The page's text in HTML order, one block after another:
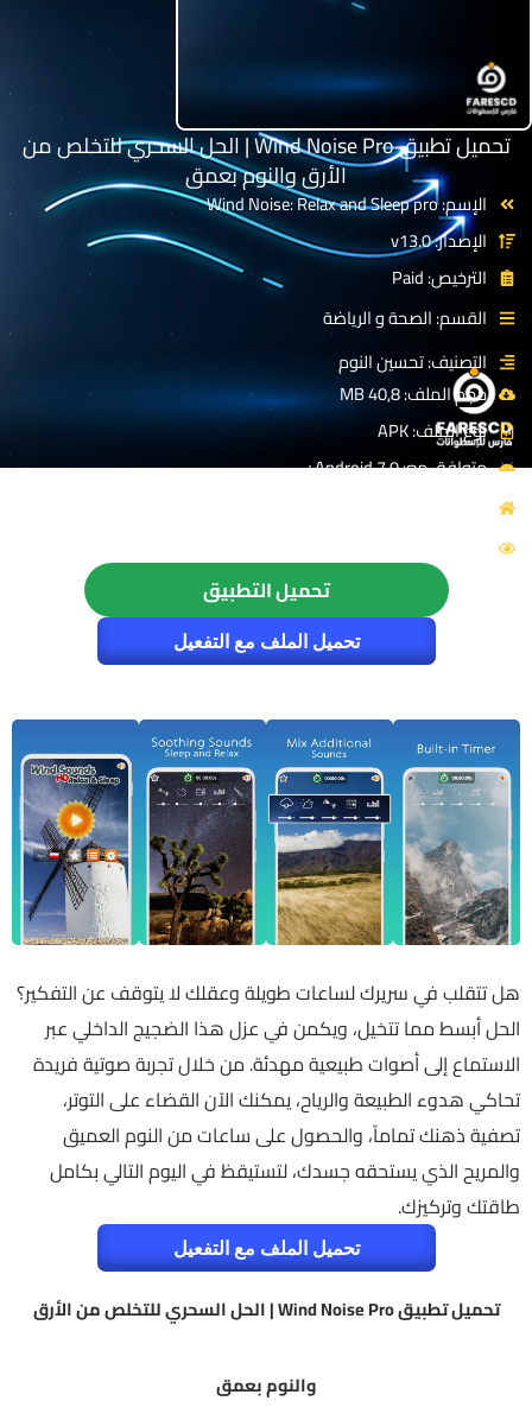
تحميل تطبيق Wind Noise Pro | الحل السحري للتخلص من
الأرق والنوم بعمق
الإسم: Wind Noise: Relax and Sleep pro
الإصدار: v13.0
الترخيص: Paid
القسم: الصحة و الرياضة
التصنيف: تحسين النوم
حجم الملف: 40,8 MB
نوع الملف: APK
متوافق مع: Android 7.0+
تحميل التطبيق
تحميل الملف مع التفعيل
هل تتقلب في سريرك لساعات طويلة وعقلك لا يتوقف عن التفكير؟
الحل أبسط مما تتخيل، ويكمن في عزل هذا الضجيج الداخلي عبر
الاستماع إلى أصوات طبيعية مهدئة. من خلال تجربة صوتية فريدة
تحاكي هدوء الطبيعة والرياح، يمكنك الآن القضاء على التوتر،
تصفية ذهنك تماماً، والحصول على ساعات من النوم العميق
والمريح الذي يستحقه جسدك، لتستيقظ في اليوم التالي بكامل
طاقتك وتركيزك.
تحميل الملف مع التفعيل
تحميل تطبيق Wind Noise Pro | الحل السحري للتخلص من الأرق
والنوم بعمق